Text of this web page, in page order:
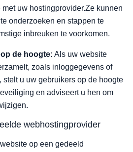
uw hostingprovider.Ze kunnen
onderzoeken en stappen te
inbreuken te voorkomen.
de hoogte: Als uw website
zoals inloggegevens of
stelt u uw gebruikers op de hoogte
en adviseert u hen om
webhostingprovider
op een gedeeld